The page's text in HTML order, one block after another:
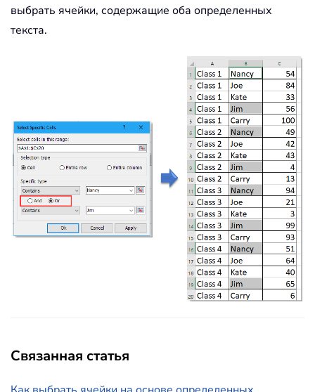
выбрать ячейки, содержащие оба определенных
текста.
Связанная статья